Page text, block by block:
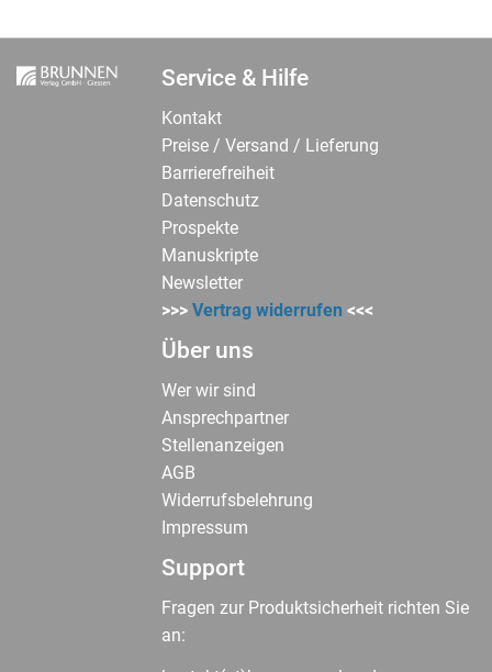
Service & Hilfe
Kontakt
Preise / Versand / Lieferung
Barrierefreiheit
Datenschutz
Prospekte
Manuskripte
Newsletter
>>>Vertrag widerrufen <<<
Über uns
Wer wir sind
Ansprechpartner
Stellenanzeigen
AGB
Widerrufsbelehrung
Impressum
Support
Fragen zur Produktsicherheit richten Sie
an: